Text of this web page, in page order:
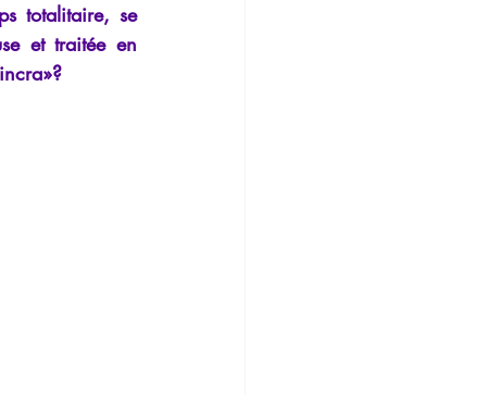
totalitaire, se
et traitée en